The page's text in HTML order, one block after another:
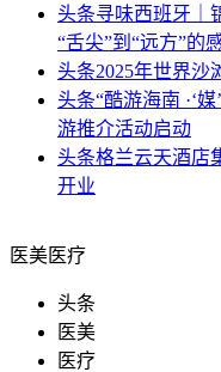
头条寻味西班牙｜
“舌尖”到“远方”的
头条2025年世界沙
头条“酷游海南 ·‘
游推介活动启动
头条格兰云天酒店
开业
医美医疗
头条
医美
医疗